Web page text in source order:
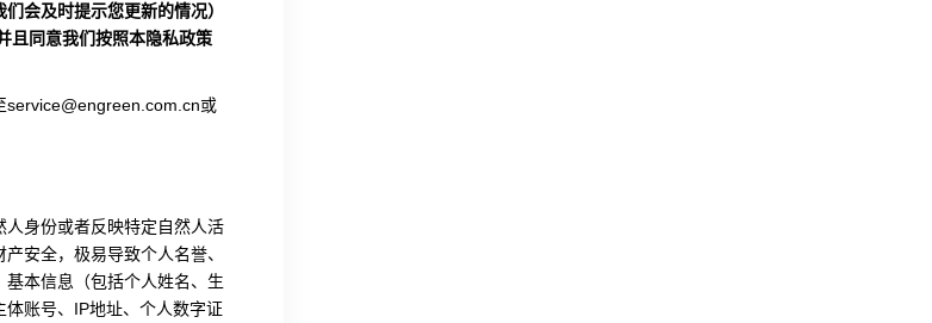
会及时提示您更新的情况）
且同意我们按照本隐私政策
service@engreen.com.cn或
身份或者反映特定自然人活
安全，极易导致个人名誉、
本信息（包括个人姓名、生
体账号、IP地址、个人数字证